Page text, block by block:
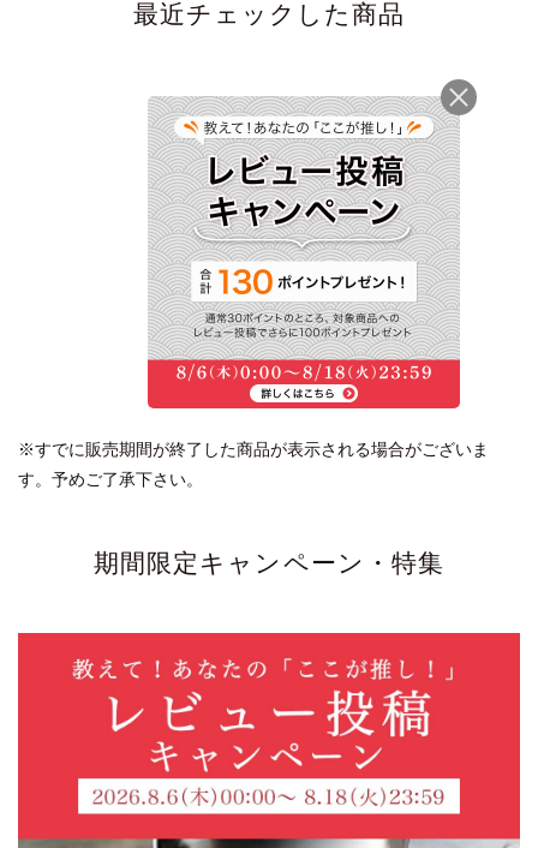
最近チェックした商品
本枯鰹節フレッシュパ
ック詰合せ SKV20＜
常温・O＞
2,160円(税込)
※すでに販売期間が終了した商品が表示される場合がございま
す。予めご了承下さい。
期間限定キャンペーン・特集